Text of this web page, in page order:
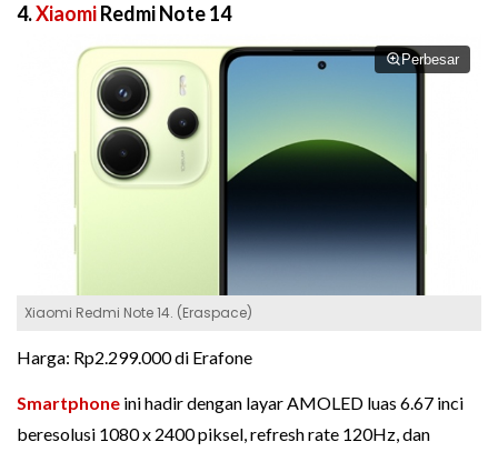
4.XiaomiRedmi Note 14
Perbesar
Xiaomi Redmi Note 14. (Eraspace)
Harga: Rp2.299.000 di Erafone
Smartphone ini hadir dengan layar AMOLED luas 6.67 inci
beresolusi 1080 x 2400 piksel, refresh rate 120Hz, dan